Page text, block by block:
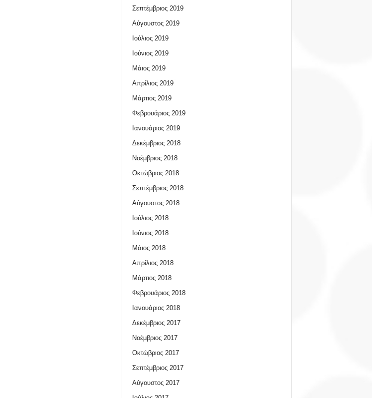
Σεπτέμβριος 2019
Αύγουστος 2019
Ιούλιος 2019
Ιούνιος 2019
Μάιος 2019
Απρίλιος 2019
Μάρτιος 2019
Φεβρουάριος 2019
Ιανουάριος 2019
Δεκέμβριος 2018
Νοέμβριος 2018
Οκτώβριος 2018
Σεπτέμβριος 2018
Αύγουστος 2018
Ιούλιος 2018
Ιούνιος 2018
Μάιος 2018
Απρίλιος 2018
Μάρτιος 2018
Φεβρουάριος 2018
Ιανουάριος 2018
Δεκέμβριος 2017
Νοέμβριος 2017
Οκτώβριος 2017
Σεπτέμβριος 2017
Αύγουστος 2017